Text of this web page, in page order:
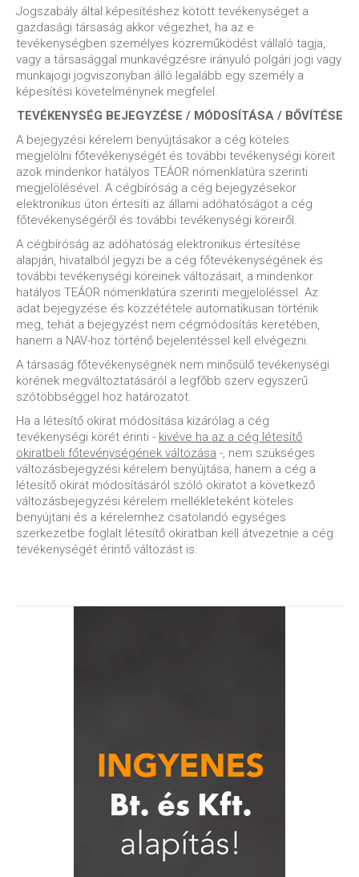
Jogszabály által képesítéshez kötött tevékenységet a
gazdasági társaság akkor végezhet, ha az e
tevékenységben személyes közreműködést vállaló tagja,
vagy a társasággal munkavégzésre irányuló polgári jogi vagy
munkajogi jogviszonyban álló legalább egy személy a
képesítési követelménynek megfelel.
TEVÉKENYSÉG BEJEGYZÉSE / MÓDOSÍTÁSA / BŐVÍTÉSE
A bejegyzési kérelem benyújtásakor a cég köteles
megjelölni főtevékenységét és további tevékenységi köreit
azok mindenkor hatályos TEÁOR nómenklatúra szerinti
megjelölésével. A cégbíróság a cég bejegyzésekor
elektronikus úton értesíti az állami adóhatóságot a cég
főtevékenységéről és további tevékenységi köreiről.
A cégbíróság az adóhatóság elektronikus értesítése
alapján, hivatalból jegyzi be a cég főtevékenységének és
további tevékenységi köreinek változásait, a mindenkor
hatályos TEÁOR nómenklatúra szerinti megjelöléssel. Az
adat bejegyzése és közzététele automatikusan történik
meg, tehát a bejegyzést nem cégmódosítás keretében,
hanem a NAV-hoz történő bejelentéssel kell elvégezni.
A társaság főtevékenységnek nem minősülő tevékenységi
körének megváltoztatásáról a legfőbb szerv egyszerű
szótöbbséggel hoz határozatot.
Ha a létesítő okirat módosítása kizárólag a cég
tevékenységi körét érinti - kivéve ha az a cég létesítő
okiratbeli főtevénységének változása -, nem szükséges
változásbejegyzési kérelem benyújtása, hanem a cég a
létesítő okirat módosításáról szóló okiratot a következő
változásbejegyzési kérelem mellékleteként köteles
benyújtani és a kérelemhez csatolandó egységes
szerkezetbe foglalt létesítő okiratban kell átvezetnie a cég
tevékenységét érintő változást is.